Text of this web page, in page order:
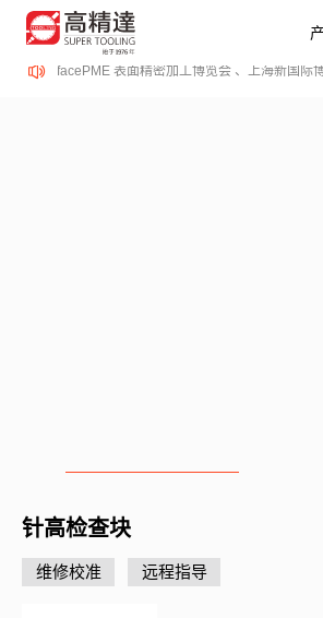
、SurfacePME 表面精密加工博览会 、上海新国际
针高检查块
维修校准 远程指导